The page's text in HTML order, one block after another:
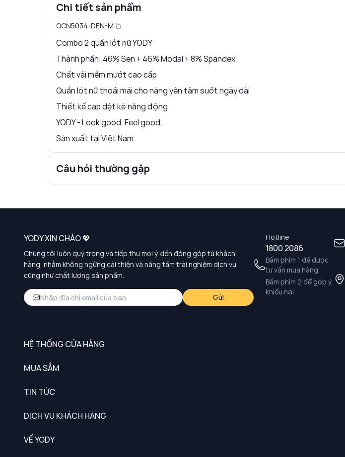
Chi tiết sản phẩm
QCN5034-DEN-M
Combo 2 quần lót nữ YODY
Thành phần: 46% Sen + 46% Modal + 8% Spandex
Chất vải mềm mướt cao cấp
Quần lót nữ thoải mái cho nàng yên tâm suốt ngày dài
Thiết kế cạp dệt kẻ năng động
YODY - Look good. Feel good.
Sản xuất tại Việt Nam
Câu hỏi thường gặp
Hotline
1800 2086
Bấm phím 1 để được
tư vấn mua hàng
Bấm phím 2 để góp ý,
khiếu nại
YODY XIN CHÀO 💖
Chúng tôi luôn quý trọng và tiếp thu mọi ý kiến đóng góp từ khách
hàng, nhằm không ngừng cải thiện và nâng tầm trải nghiệm dịch vụ
cũng như chất lượng sản phẩm.
Gửi
HỆ THỐNG CỬA HÀNG
MUA SẮM
TIN TỨC
DỊCH VỤ KHÁCH HÀNG
Chính sách khách hàng thân thiết
VỀ YODY